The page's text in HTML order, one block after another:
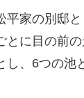
平家の別邸
とに目の前
し、6つの池